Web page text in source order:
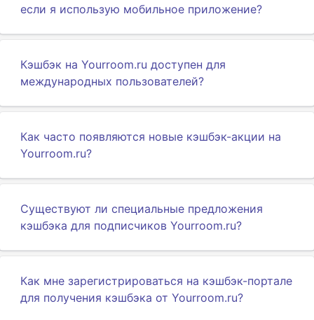
если я использую мобильное приложение?
Кэшбэк на Yourroom.ru доступен для
международных пользователей?
Как часто появляются новые кэшбэк-акции на
Yourroom.ru?
Существуют ли специальные предложения
кэшбэка для подписчиков Yourroom.ru?
Как мне зарегистрироваться на кэшбэк-портале
для получения кэшбэка от Yourroom.ru?